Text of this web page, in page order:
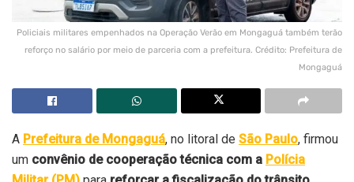
Policiais militares empenhados na Operação Verão em Mongaguá também terão
reforço no salário por meio de parceria com a prefeitura. Crédito: Prefeitura de
Mongaguá
A Prefeitura de Mongaguá, no litoral de São Paulo, firmou
um convênio de cooperação técnica com a Polícia